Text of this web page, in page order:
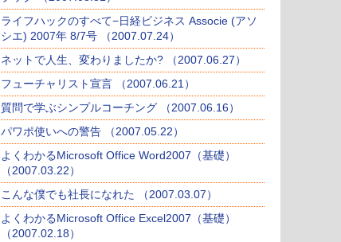
ライフハックのすべて−日経ビジネス Associe (アソ
シエ) 2007年 8/7号 （2007.07.24）
ネットで人生、変わりましたか? （2007.06.27）
フューチャリスト宣言 （2007.06.21）
質問で学ぶシンプルコーチング （2007.06.16）
パワポ使いへの警告 （2007.05.22）
よくわかるMicrosoft Office Word2007（基礎）
（2007.03.22）
こんな僕でも社長になれた （2007.03.07）
よくわかるMicrosoft Office Excel2007（基礎）
（2007.02.18）